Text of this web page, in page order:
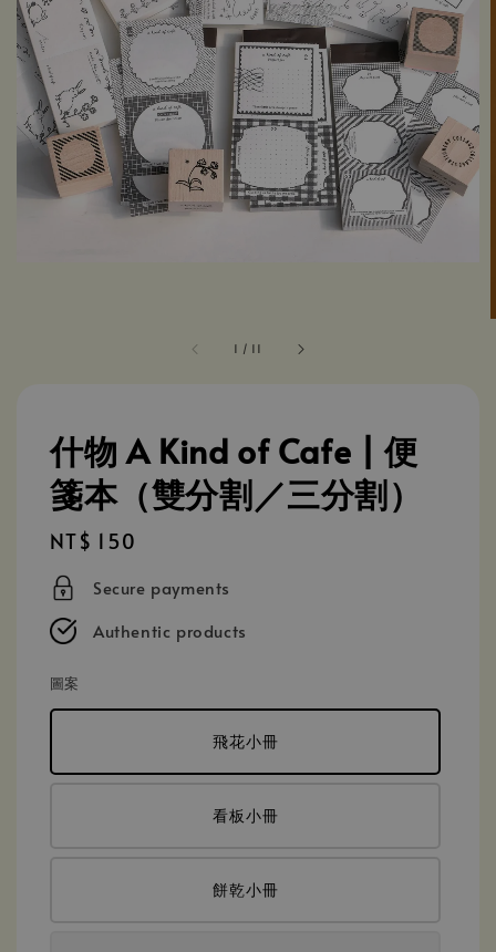
1 / 11
什物 A Kind of Cafe | 便
箋本（雙分割／三分割）
Regular
price
NT$ 150
Secure payments
Authentic products
圖案
飛花小冊
看板小冊
餅乾小冊